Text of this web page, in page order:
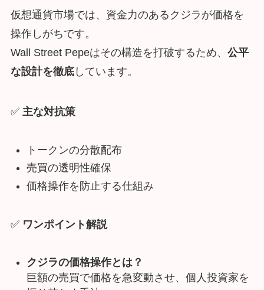
仮想通貨市場では、資金力のあるクジラが価格を
操作しがちです。
Wall Street Pepeはその構造を打破するため、 公平
な設計を徹底しています。
✅ 主な対抗策
トークンの分散配布
売買の透明性確保
価格操作を防止する仕組み
✅ ワンポイント解説
クジラの価格操作とは？
巨額の売買で価格を急変動させ、個人投資家を